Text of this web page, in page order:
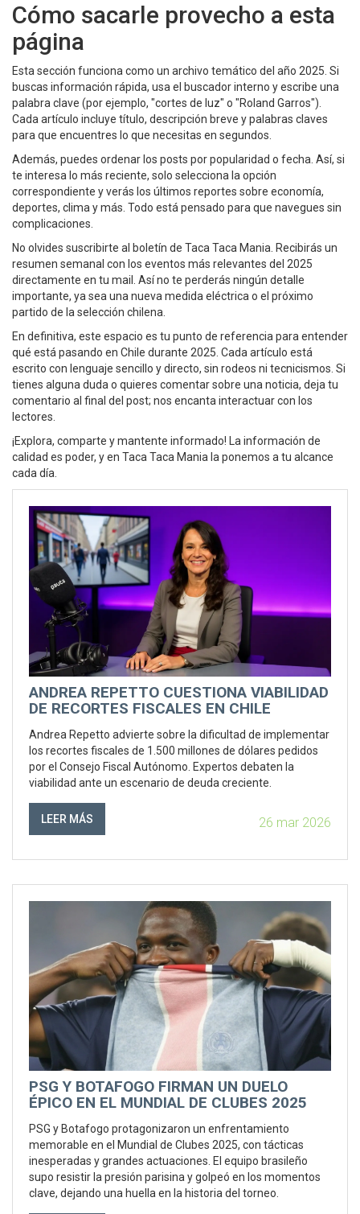
Cómo sacarle provecho a esta
página
Esta sección funciona como un archivo temático del año 2025. Si
buscas información rápida, usa el buscador interno y escribe una
palabra clave (por ejemplo, "cortes de luz" o "Roland Garros").
Cada artículo incluye título, descripción breve y palabras claves
para que encuentres lo que necesitas en segundos.
Además, puedes ordenar los posts por popularidad o fecha. Así, si
te interesa lo más reciente, solo selecciona la opción
correspondiente y verás los últimos reportes sobre economía,
deportes, clima y más. Todo está pensado para que navegues sin
complicaciones.
No olvides suscribirte al boletín de Taca Taca Mania. Recibirás un
resumen semanal con los eventos más relevantes del 2025
directamente en tu mail. Así no te perderás ningún detalle
importante, ya sea una nueva medida eléctrica o el próximo
partido de la selección chilena.
En definitiva, este espacio es tu punto de referencia para entender
qué está pasando en Chile durante 2025. Cada artículo está
escrito con lenguaje sencillo y directo, sin rodeos ni tecnicismos. Si
tienes alguna duda o quieres comentar sobre una noticia, deja tu
comentario al final del post; nos encanta interactuar con los
lectores.
¡Explora, comparte y mantente informado! La información de
calidad es poder, y en Taca Taca Mania la ponemos a tu alcance
cada día.
ANDREA REPETTO CUESTIONA VIABILIDAD
DE RECORTES FISCALES EN CHILE
Andrea Repetto advierte sobre la dificultad de implementar
los recortes fiscales de 1.500 millones de dólares pedidos
por el Consejo Fiscal Autónomo. Expertos debaten la
viabilidad ante un escenario de deuda creciente.
LEER MÁS 26 mar 2026
PSG Y BOTAFOGO FIRMAN UN DUELO
ÉPICO EN EL MUNDIAL DE CLUBES 2025
PSG y Botafogo protagonizaron un enfrentamiento
memorable en el Mundial de Clubes 2025, con tácticas
inesperadas y grandes actuaciones. El equipo brasileño
supo resistir la presión parisina y golpeó en los momentos
clave, dejando una huella en la historia del torneo.